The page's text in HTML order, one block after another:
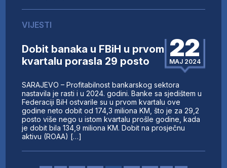
VIJESTI
Dobit banaka u FBiH u prvom
kvartalu porasla 29 posto
22
MAJ 2024
SARAJEVO – Profitabilnost bankarskog sektora
nastavila je rasti i u 2024. godini. Banke sa sjedištem u
Federaciji BiH ostvarile su u prvom kvartalu ove
godine neto dobit od 174,3 miliona KM, što je za 29,2
posto više nego u istom kvartalu prošle godine, kada
je dobit bila 134,9 miliona KM. Dobit na prosječnu
aktivu (ROAA) […]